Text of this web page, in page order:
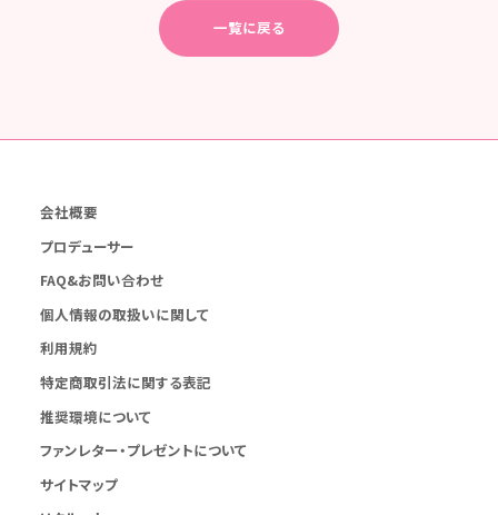
一覧に戻る
会社概要
プロデューサー
FAQ&お問い合わせ
個人情報の取扱いに関して
利用規約
特定商取引法に関する表記
推奨環境について
ファンレター・プレゼントについて
サイトマップ